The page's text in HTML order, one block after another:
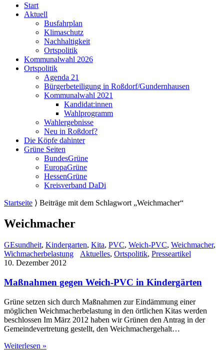
Start
Aktuell
Busfahrplan
Klimaschutz
Nachhaltigkeit
Ortspolitik
Kommunalwahl 2026
Ortspolitik
Agenda 21
Bürgerbeteiligung in Roßdorf/Gundernhausen
Kommunalwahl 2021
Kandidat:innen
Wahlprogramm
Wahlergebnisse
Neu in Roßdorf?
Die Köpfe dahinter
Grüne Seiten
BundesGrüne
EuropaGrüne
HessenGrüne
Kreisverband DaDi
Startseite ⟩ Beiträge mit dem Schlagwort „Weichmacher“
Weichmacher
GEsundheit, Kindergarten, Kita, PVC, Weich-PVC, Weichmacher,
Wichmacherbelastung
Aktuelles, Ortspolitik, Presseartikel
10. Dezember 2012
Maßnahmen gegen Weich-PVC in Kindergärten
Grüne setzen sich durch Maßnahmen zur Eindämmung einer
möglichen Weichmacherbelastung in den örtlichen Kitas werden
beschlossen Im März 2012 haben wir Grünen den Antrag in der
Gemeindevertretung gestellt, den Weichmachergehalt…
Weiterlesen »